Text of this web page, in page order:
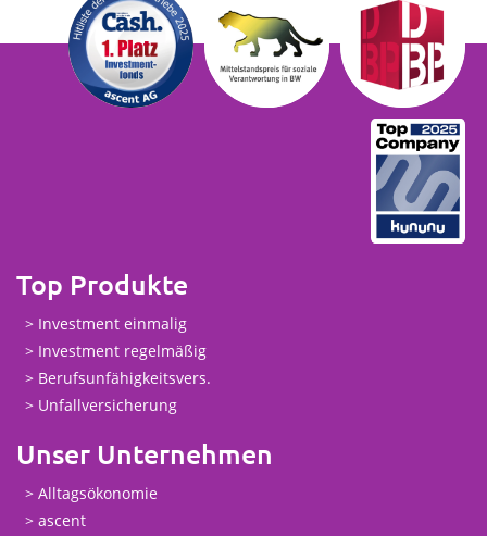
Top Produkte
Investment einmalig
Investment regelmäßig
Berufsunfähigkeitsvers.
Unfallversicherung
Unser Unternehmen
Alltagsökonomie
ascent